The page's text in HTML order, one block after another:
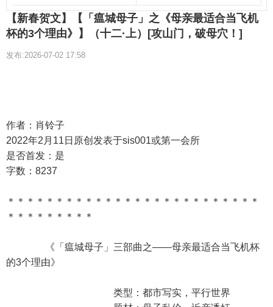
【新春贺文】【「瘟城母子」之《母亲最适合当飞机
杯的3个理由》】（十二·上）[攻山门，破母穴！]
发布:2026-07-02 17:58
作者：肖铃子
2022年2月11日原创发表于sis001或第一会所
是否首发：是
字数：8237
＊＊＊＊＊＊＊＊＊＊＊＊＊＊＊＊＊＊＊＊＊＊＊＊＊＊
＊＊＊＊＊＊＊＊＊
《「瘟城母子」三部曲之——母亲最适合当飞机杯
的3个理由》
类型：都市写实，平行世界